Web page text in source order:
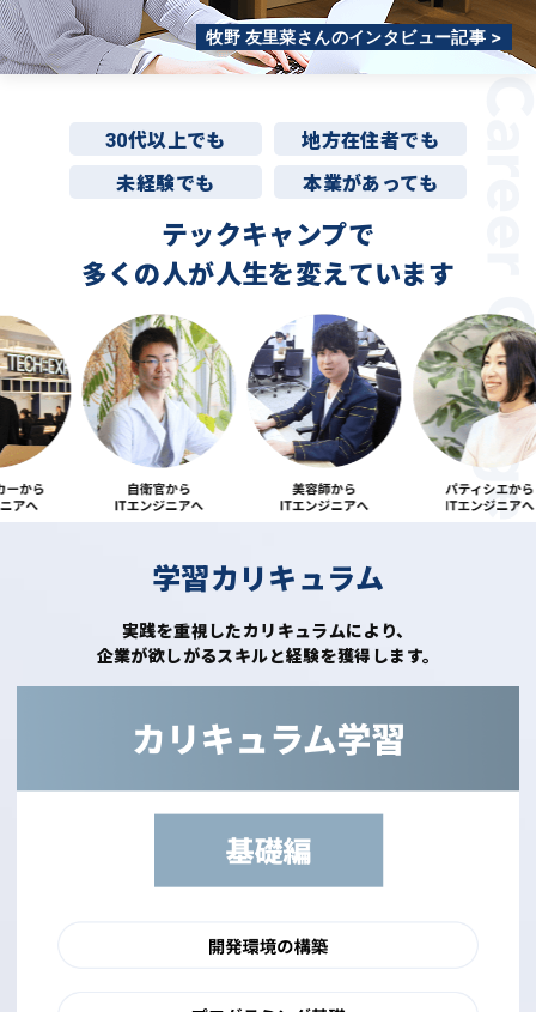
牧野 友里菜さんのインタビュー記事 >
30代以上でも
地方在住者でも
未経験でも
本業があっても
テックキャンプで
多くの人が人生を変えています
学習カリキュラム
実践を重視したカリキュラムにより、
企業が欲しがるスキルと経験を獲得します。